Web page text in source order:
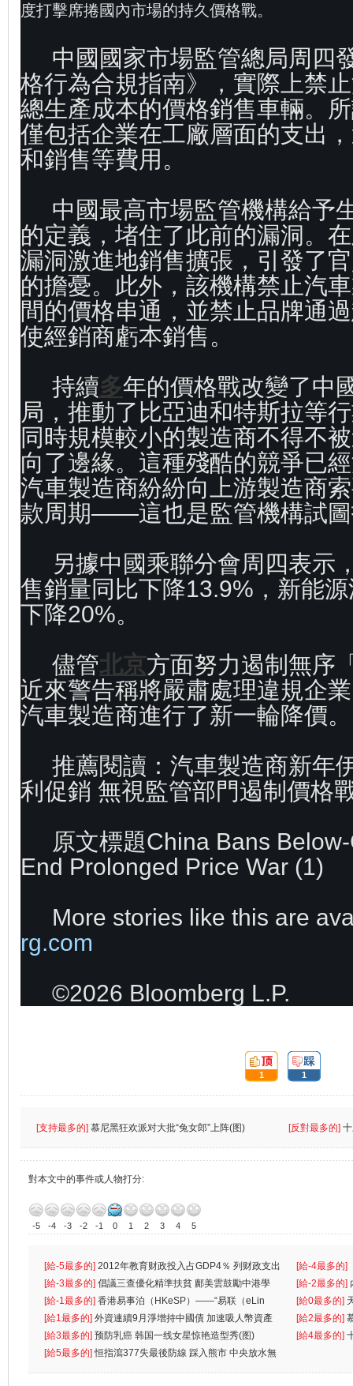
度打擊席捲國內市場的持久價格戰。
中國國家市場監管總局周四
格行為合規指南》，實際上禁
總生產成本的價格銷售車輛。
僅包括企業在工廠層面的支出
和銷售等費用。
中國最高市場監管機構給予
的定義，堵住了此前的漏洞。
漏洞激進地銷售擴張，引發了
的擔憂。此外，該機構禁止汽
間的價格串通，並禁止品牌通
使經銷商虧本銷售。
持續多年的價格戰改變了中
局，推動了比亞迪和特斯拉等
同時規模較小的製造商不得不
向了邊緣。這種殘酷的競爭已
汽車製造商紛紛向上游製造商
款周期——這也是監管機構試
另據中國乘聯分會周四表示
售銷量同比下降13.9%，新能
下降20%。
儘管北京方面努力遏制無序
近來警告稱將嚴肅處理違規企
汽車製造商進行了新一輪降價。
推薦閱讀：汽車製造商新年
利促銷 無視監管部門遏制價格
原文標題China Bans
End Prolonged Price War (1)
More stories like this are
rg.com
©2026 Bloomberg L.P.
頂:
1
踩:
1
[支持最多的] 慕尼黑狂欢派对大批“兔女郎”上阵(图) [反對最多的]
對本文中的事件或人物打分:
-5 -4 -3 -2 -1 0 1 2 3 4 5
[給-5最多的] 2012年教育财政投入占GDP4％ 列财政支出
首位
[給-4最多的]
一
[給-3最多的] 倡議三查優化精準扶貧 鄺美雲鼓勵中港學
生
[給-2最多的]
人
[給-1最多的] 香港易事泊（HKeSP）——“易联（eLin
k）”项目
[給0最多的]
[給1最多的] 外資連續9月淨增持中國債 加速吸人幣資產 [給2最多的]
[給3最多的] 预防乳癌 韩国一线女星惊艳造型秀(图) [給4最多的]
[給5最多的]恒指瀉377失最後防線 踩入熊市 中央放水無